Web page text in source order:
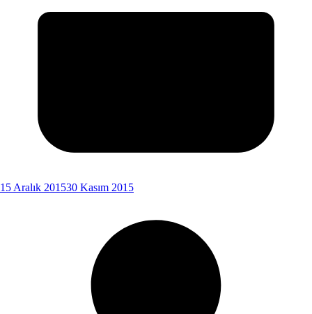
15 Aralık 201530 Kasım 2015